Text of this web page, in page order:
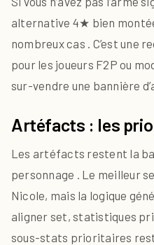
alternative 4★ bien
nombreux cas . C’est une
pour les joueurs F2P ou
sur-vendre une bannière
Artéfacts : les
Les artéfacts restent la
personnage . Le meilleur
Nicole, mais la logique
aligner set, statistiques
sous-stats prioritaires